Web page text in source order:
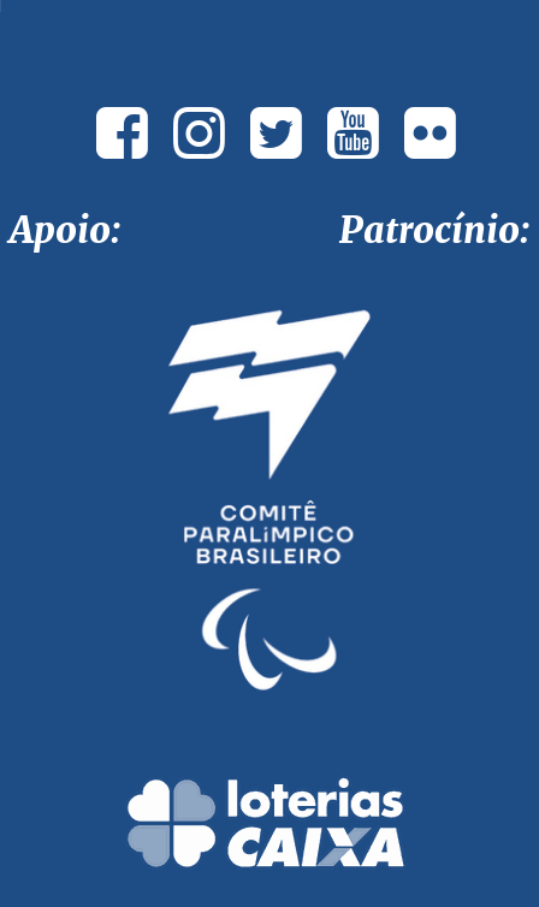
Apoio: Patrocínio: